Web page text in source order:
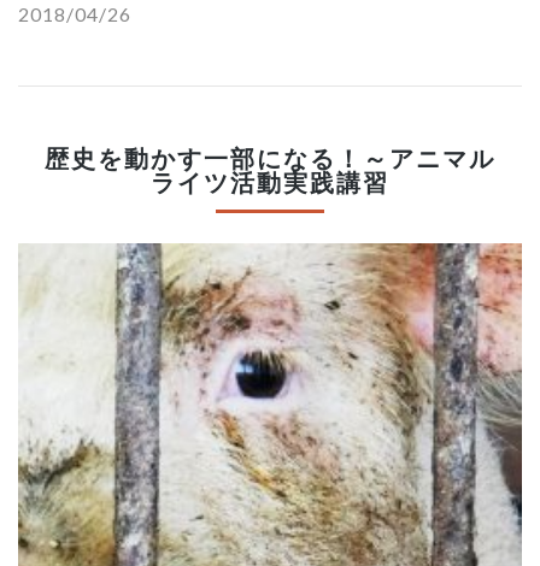
2018/04/26
歴史を動かす一部になる！～アニマル
ライツ活動実践講習